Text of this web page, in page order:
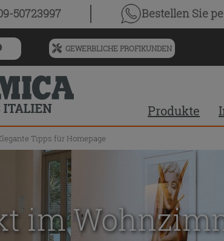
50723997 Bestellen Sie
Menü
für
vorgeschlagenen
Siteinhalt
und
Suchprotokoll
GEWERBLICHE PROFIKUNDEN
Produkte
Tipps für Homepage
im